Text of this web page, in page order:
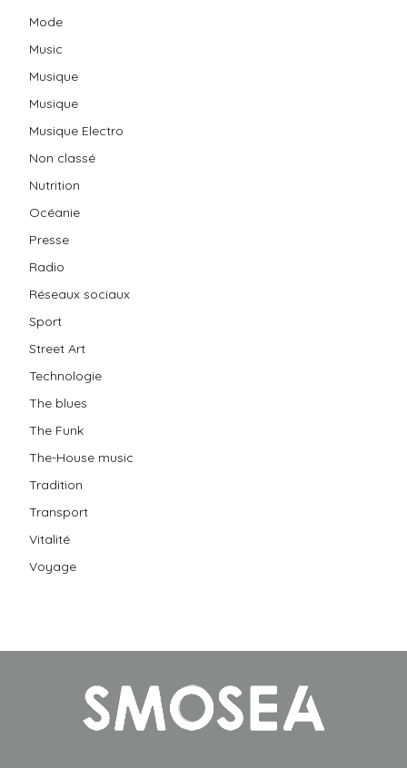
Mode
Music
Musique
Musique
Musique Electro
Non classé
Nutrition
Océanie
Presse
Radio
Réseaux sociaux
Sport
Street Art
Technologie
The blues
The Funk
The-House music
Tradition
Transport
Vitalité
Voyage